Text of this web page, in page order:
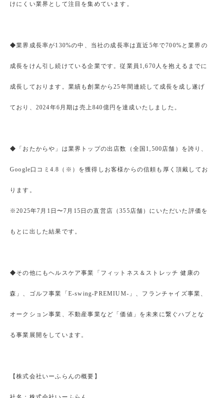
けにくい業界として注目を集めています。
◆業界成長率が130%の中、当社の成長率は直近5年で700%と業界の
成長をけん引し続けている企業です。従業員1,670人を抱えるまでに
成長しております。業績も創業から25年間連続して成長を成し遂げ
ており、2024年6月期は売上840億円を達成いたしました。
◆「おたからや」は業界トップの出店数（全国1,500店舗）を誇り、
Google口コミ4.8（※）を獲得しお客様からの信頼も厚く頂戴してお
ります。
※2025年7月1日〜7月15日の直営店（355店舗）にいただいた評価を
もとに出した結果です。
◆その他にもヘルスケア事業「フィットネス＆ストレッチ 健康の
森」、ゴルフ事業「E-swing-PREMIUM-」、フランチャイズ事業、
オークション事業、不動産事業など「価値」を未来に繋ぐハブとな
る事業展開をしています。
【株式会社いーふらんの概要】